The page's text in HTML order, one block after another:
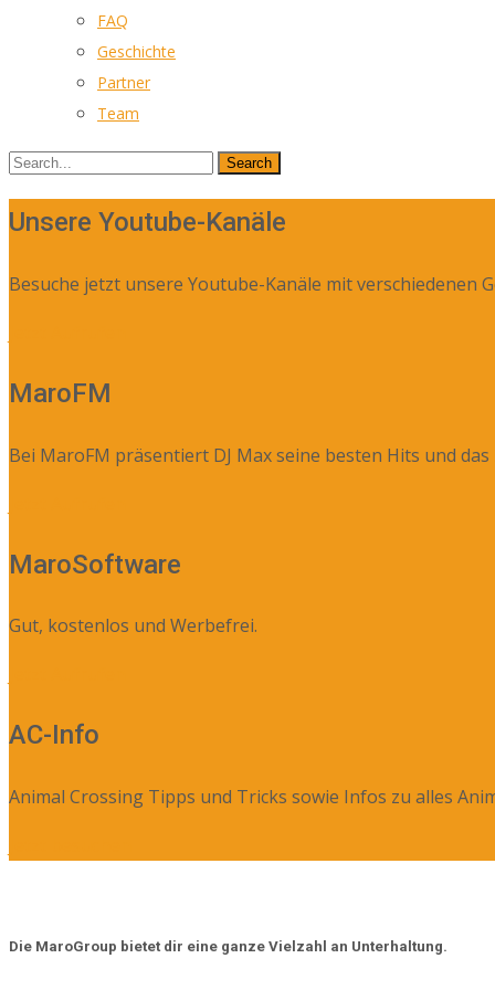
FAQ
Geschichte
Partner
Team
Search
Unsere Youtube-Kanäle
Besuche jetzt unsere Youtube-Kanäle mit verschiedenen
MaroFM
Bei MaroFM präsentiert DJ Max seine besten Hits und das
MaroSoftware
Gut, kostenlos und Werbefrei.
AC-Info
Animal Crossing Tipps und Tricks sowie Infos zu alles
Die MaroGroup bietet dir eine ganze Vielzahl an Unterhaltung.